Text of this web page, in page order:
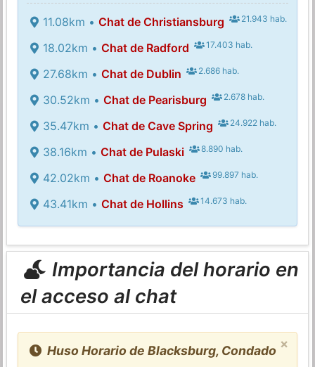
11.08km • Chat de Christiansburg 21.943 hab.
18.02km • Chat de Radford 17.403 hab.
27.68km • Chat de Dublin 2.686 hab.
30.52km • Chat de Pearisburg 2.678 hab.
35.47km • Chat de Cave Spring 24.922 hab.
38.16km • Chat de Pulaski 8.890 hab.
42.02km • Chat de Roanoke 99.897 hab.
43.41km • Chat de Hollins 14.673 hab.
Importancia del horario en
el acceso al chat
×
Huso Horario de Blacksburg, Condado